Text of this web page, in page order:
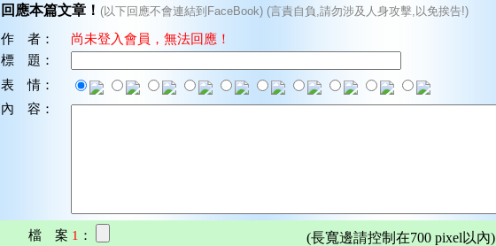
回應本篇文章！ (以下回應不會連結到FaceBook) (言責自負,請勿涉及人身攻擊,以免挨告!)
作 者：
尚未登入會員，無法回應！
標 題：
表 情：
內 容：
檔 案 1 ： (長寬邊請控制在700 pixel以內)